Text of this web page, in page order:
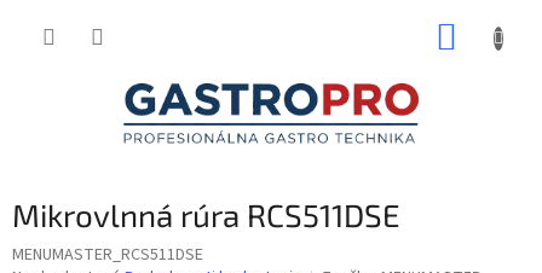
Mikrovlnná rúra RCS511DSE
MENUMASTER_RCS511DSE